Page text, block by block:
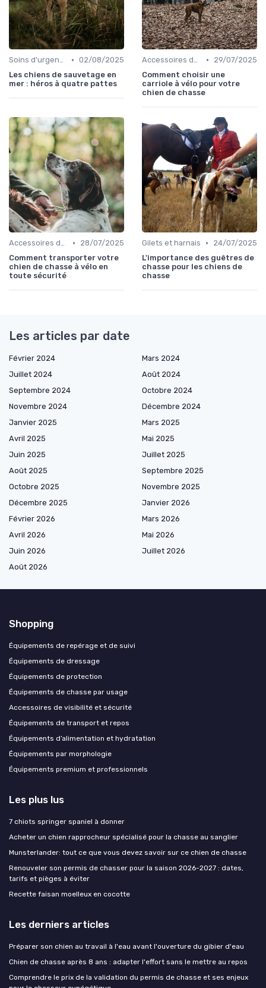
Soins d'urgence • 02/08/2025
Les chiens de sauvetage en
mer : héros à quatre pattes
Accessoires de transport •
29/07/2025
Comment choisir une
carriole à vélo pour votre
chien de chasse
Accessoires de transport •
28/07/2025
Comment transporter votre
chien de chasse à vélo en
toute sécurité
Gilets et harnais •
24/07/2025
L'importance des guêtres de
chasse pour les chiens de
chasse
Les articles par date
Février 2024
Mars 2024
Juillet 2024
Août 2024
Septembre 2024
Octobre 2024
Novembre 2024
Décembre 2024
Janvier 2025
Mars 2025
Avril 2025
Mai 2025
Juin 2025
Juillet 2025
Août 2025
Septembre 2025
Octobre 2025
Novembre 2025
Décembre 2025
Janvier 2026
Février 2026
Mars 2026
Avril 2026
Mai 2026
Juin 2026
Juillet 2026
Août 2026
Shopping
Équipements de repérage et de suivi
Équipements de dressage
Équipements de protection
Équipements de chasse par usage
Accessoires de visibilité et sécurité
Équipements de transport et repos
Équipements d’alimentation et hydratation
Équipements par morphologie
Équipements premium et professionnels
Les plus lus
7 chiots springer spaniel à donner
Acheter un chien rapprocheur spécialisé pour la chasse au sanglier
Munsterlander: tout ce que vous devez savoir sur ce chien de chasse
Renouveler son permis de chasser pour la saison 2026-2027 : dates,
tarifs et pièges à éviter
Recette faisan moelleux en cocotte
Les derniers articles
Préparer son chien au travail à l'eau avant l'ouverture du gibier d'eau
Chien de chasse après 8 ans : adapter l'effort sans le mettre au repos
Comprendre le prix de la validation du permis de chasse et ses enjeux